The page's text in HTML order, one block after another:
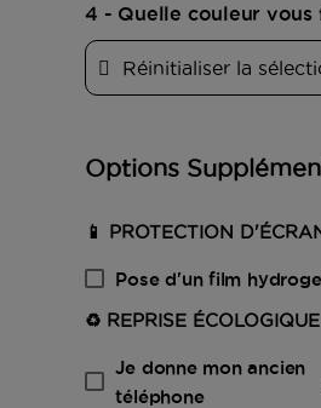
4 - Quelle couleur vous
Réinitialiser la
Options
📱 PROTECTION
Pose d'un film
♻️ REPRISE
Je donne mon ancien
téléphone